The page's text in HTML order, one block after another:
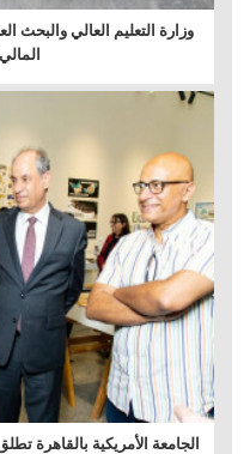
وزارة التعليم العالي والبحث
المالي 2025/2026
الجامعة الأمريكية بالقاهرة